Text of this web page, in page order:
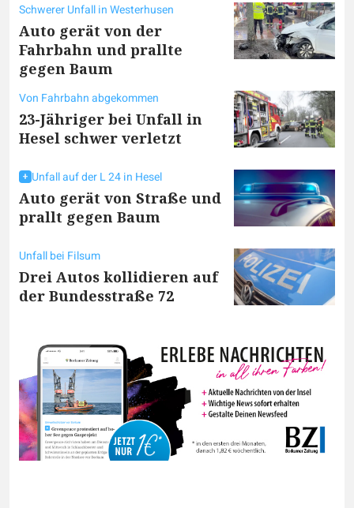
Schwerer Unfall in Westerhusen
Auto gerät von der
Fahrbahn und prallte
gegen Baum
Von Fahrbahn abgekommen
23-Jähriger bei Unfall in
Hesel schwer verletzt
Unfall auf der L 24 in Hesel
Auto gerät von Straße und
prallt gegen Baum
Unfall bei Filsum
Drei Autos kollidieren auf
der Bundesstraße 72